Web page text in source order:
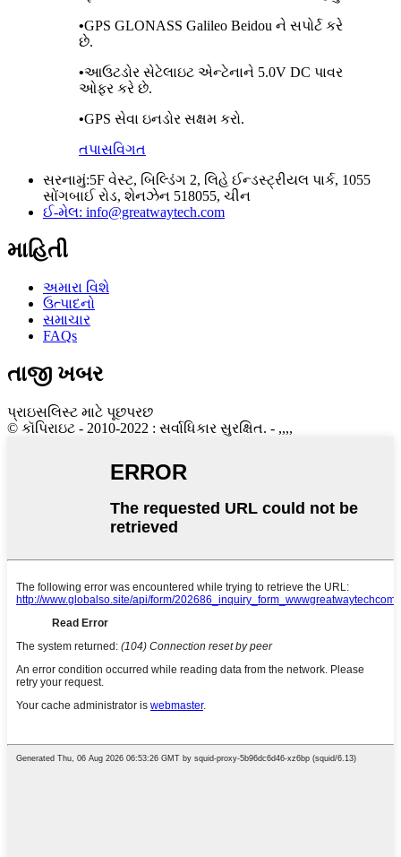
•GPS GLONASS Galileo Beidou ને સપોર્ટ કરે
છે.
•આઉટડોર સેટેલાઇટ એન્ટેનાને 5.0V DC પાવર
ઓફર કરે છે.
•GPS સેવા ઇનડોર સક્ષમ કરો.
તપાસવિગત
સરનામું:5F વેસ્ટ, બિલ્ડિંગ 2, લિહે ઈન્ડસ્ટ્રીયલ પાર્ક, 1055
સોંગબાઈ રોડ, શેનઝેન 518055, ચીન
ઈ-મેલ: info@greatwaytech.com
માહિતી
અમારા વિશે
ઉત્પાદનો
સમાચાર
FAQs
તાજી ખબર
પ્રાઇસલિસ્ટ માટે પૂછપરછ
© કૉપિરાઇટ - 2010-2022 : સર્વાધિકાર સુરક્ષિત. - ,,,,